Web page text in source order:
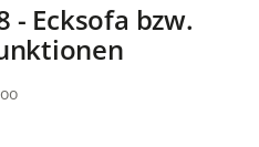
- Ecksofa bzw.